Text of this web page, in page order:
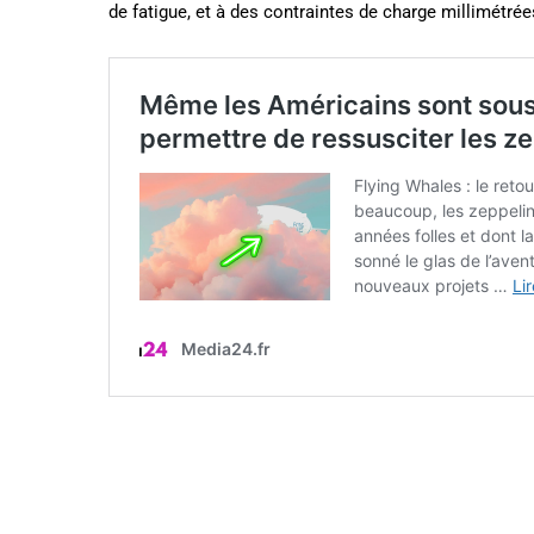
de fatigue, et à des contraintes de charge